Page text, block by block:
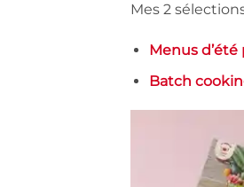
Mes 2
Menus
Batch